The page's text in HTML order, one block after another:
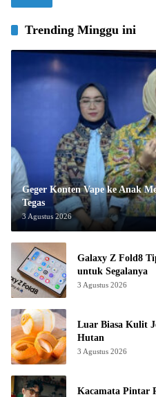
Trending Minggu ini
Geger Konten Vape ke Anak
Tegas
3 Agustus 2026
Galaxy Z Fold8
untuk Segalanya
3 Agustus 2026
Luar Biasa Kulit
Hutan
3 Agustus 2026
Kacamata Pintar